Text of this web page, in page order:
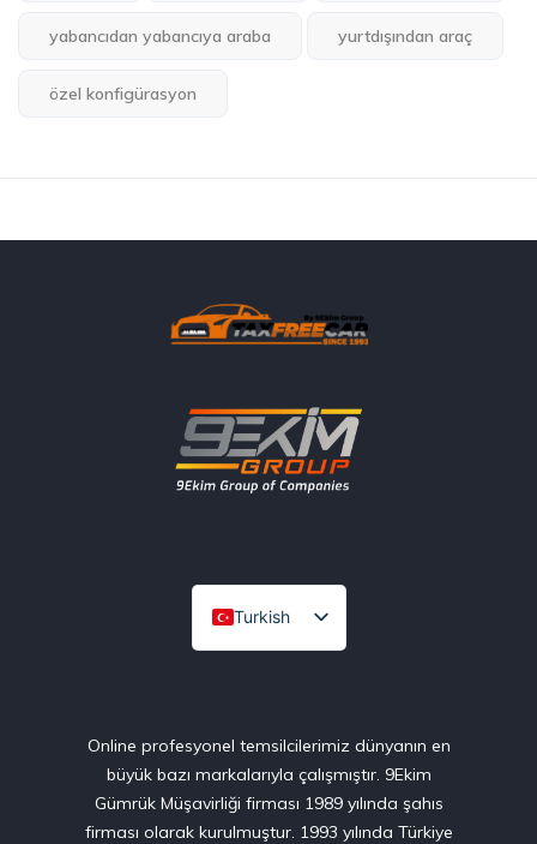
yabancıdan yabancıya araba yurtdışından araç
özel konfigürasyon
Turkish
English
Online profesyonel temsilcilerimiz dünyanın en
büyük bazı markalarıyla çalışmıştır. 9Ekim
Gümrük Müşavirliği firması 1989 yılında şahıs
firması olarak kurulmuştur. 1993 yılında Türkiye